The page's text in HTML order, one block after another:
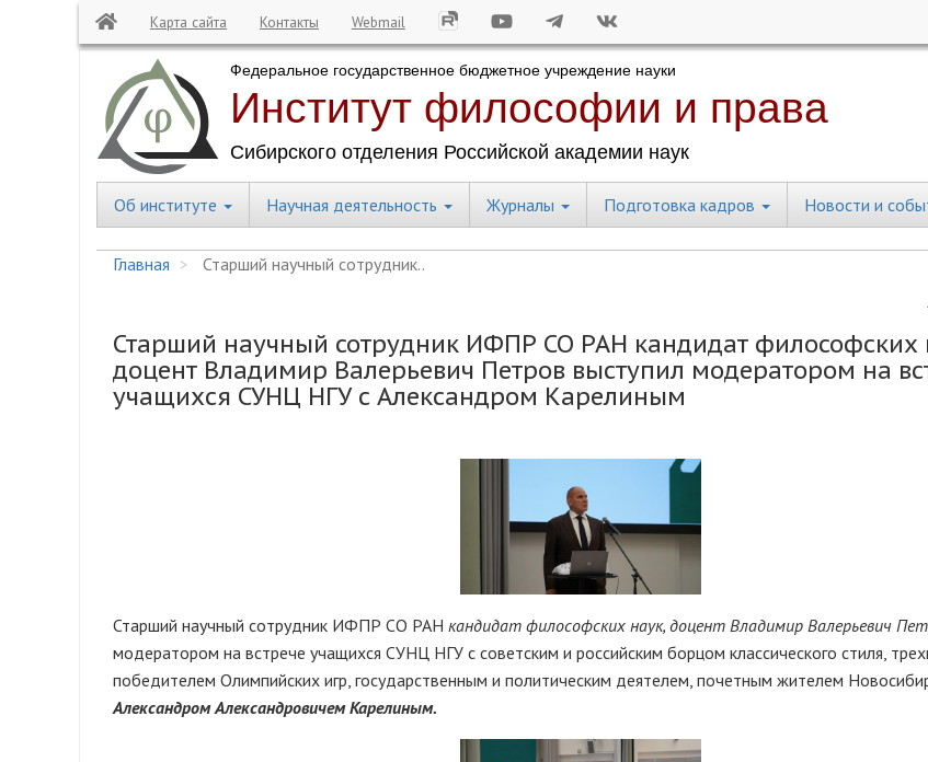
Карта сайта Контакты Webmail
Central
Об институте Научная деятельность Журналы Подготовка кадров Новости и
Главная Старший научный сотрудник..
Старший научный сотрудник ИФПР СО РАН кандидат философских
доцент Владимир Валерьевич Петров выступил модератором на
учащихся СУНЦ НГУ с Александром Карелиным
Старший научный сотрудник ИФПР СО РАН кандидат философских наук, доцент Владимир Валерьевич
модератором на встрече учащихся СУНЦ НГУ с советским и российским борцом классического стиля,
победителем Олимпийских игр, государственным и политическим деятелем, почетным жителем
Александром Александровичем Карелиным.